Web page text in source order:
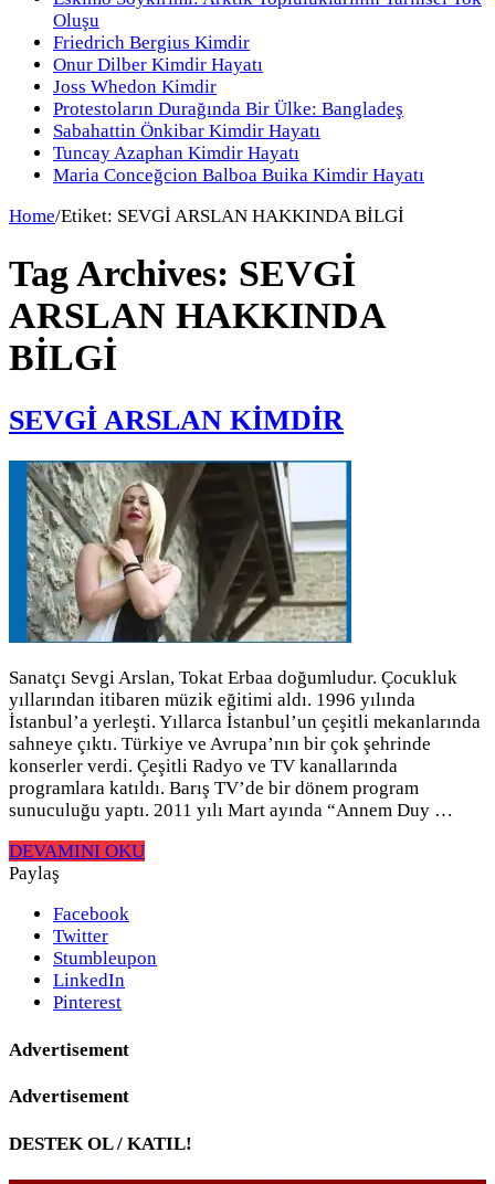
Oluşu
Friedrich Bergius Kimdir
Onur Dilber Kimdir Hayatı
Joss Whedon Kimdir
Protestoların Durağında Bir Ülke: Bangladeş
Sabahattin Önkibar Kimdir Hayatı
Tuncay Azaphan Kimdir Hayatı
Maria Conceğcion Balboa Buika Kimdir Hayatı
Home/Etiket: SEVGİ ARSLAN HAKKINDA BİLGİ
Tag Archives: SEVGİ
ARSLAN HAKKINDA
BİLGİ
SEVGİ ARSLAN KİMDİR
Sanatçı Sevgi Arslan, Tokat Erbaa doğumludur. Çocukluk
yıllarından itibaren müzik eğitimi aldı. 1996 yılında
İstanbul’a yerleşti. Yıllarca İstanbul’un çeşitli mekanlarında
sahneye çıktı. Türkiye ve Avrupa’nın bir çok şehrinde
konserler verdi. Çeşitli Radyo ve TV kanallarında
programlara katıldı. Barış TV’de bir dönem program
sunuculuğu yaptı. 2011 yılı Mart ayında “Annem Duy …
DEVAMINI OKU
Paylaş
Facebook
Twitter
Stumbleupon
LinkedIn
Pinterest
Advertisement
Advertisement
DESTEK OL / KATIL!